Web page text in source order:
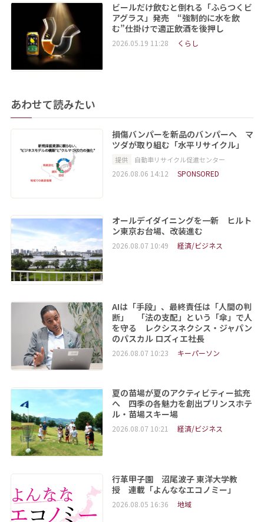
ビールだけ飲むと倒れる「ふらつくビ
アグラス」発売 “強制的に水を飲
む”仕掛けで適正飲酒を後押し
2026.05.19 11:28 くらし
あわせて読みたい
損傷バンパーを新品のバンパーへ マ
ツダが取り組む「水平リサイクル」
提供 自動車リサイクル促進センター
2026.08.06 14:12 SPONSORED
オールデイダイニングを一新 ヒルト
ン東京お台場、改装進む
2026.08.07 10:49 経済/ビジネス
AIは「手段」、最終責任は「人間の判
断」 「法の支配」という「傘」で人
を守る レクシスネクシス・ジャパン
のパスカル ロズィエ社長
2026.08.07 10:23 キーパーソン
夏の苗場が夏のアクティビティー拡充
へ 四季の各魅力を創出プリンスホテ
ル・苗場スキー場
2026.08.07 10:21 経済/ビジネス
行革甲子園 沼尾波子 東洋大学教
授 連載「よんななエコノミー」
2026.08.05 16:36 地域